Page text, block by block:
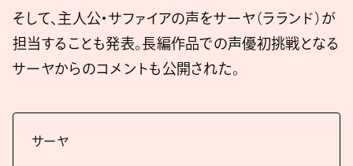
そして、主人公・サファイアの声をサーヤ（ラランド）が
担当することも発表。長編作品での声優初挑戦となる
サーヤからのコメントも公開された。
サーヤ